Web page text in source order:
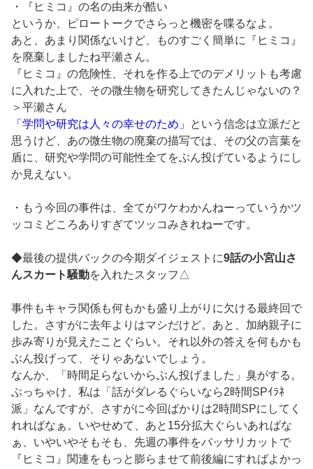
・『ヒミコ』の名の由来が酷い
というか、ピロートークでさらっと機密を喋るなよ。
あと、あまり関係ないけど、ものすごく簡単に『ヒミコ』
を廃棄しましたね平瀬さん。
『ヒミコ』の危険性、それを作る上でのデメリットも考慮
に入れた上で、その微生物を研究してきたんじゃないの？
＞平瀬さん
「学問や研究は人々の幸せのため」
という信念は立派だと
思うけど、あの微生物の廃棄の描写では、その父の言葉を
盾に、研究や学問の可能性全てをぶん投げているようにし
か見えない。
・もう今回の事件は、全てがワケわかんねーっていうかツ
ッコミどころありすぎてツッコみきれねーです。
◆最後の提供バックの今期ダイジェストに9話の小宮山さ
んスカート騒動を入れたスタッフ△
事件もキャラ関係も何もかも盛り上がりに欠ける最終回で
した。さすがに去年よりはマシだけど。あと、加納親子に
歩み寄りが見えたことぐらい。それ以外の答えを何もかも
ぶん投げって、そりゃあないでしょう。
なんか、「時間足らないからぶん投げました」臭がする。
ぶっちゃけ、私は「話がダレるぐらいなら2時間SPｲﾗﾈ
派」なんですが、さすがに今回ばかりは2時間SPにしてく
れればなぁ。いやせめて、あと15分拡大ぐらいあればな
ぁ、いやいやそもそも、先週の事件をバッサリカットで
『ヒミコ』関連をもっと膨らませて前後編にすればよかっ